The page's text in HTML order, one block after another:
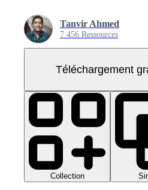
Tanvir Ahmed
7 456 Ressources
Téléchargement
Collection